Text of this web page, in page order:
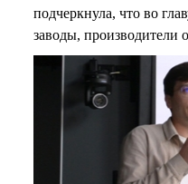
подчеркнула, что во
заводы, производители